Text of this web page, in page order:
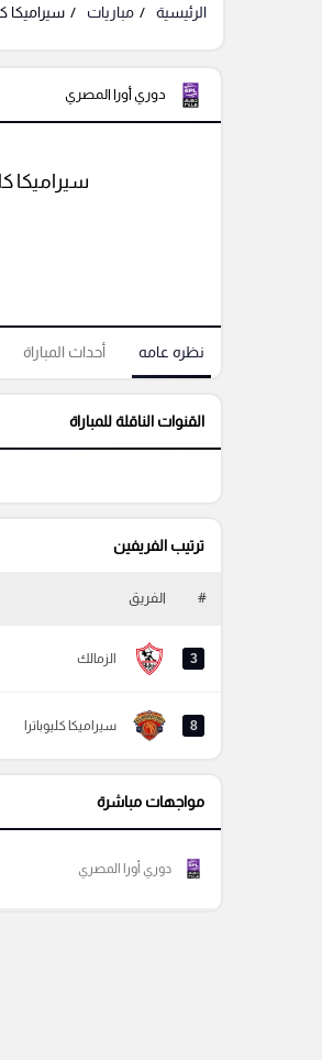
الرئيسية مباريات سيراميكا
دوري أورا المصري
سيراميكا
نظره عامه أحداث المباراة
القنوات الناقلة للمباراة
ترتيب الفريفين
# الفريق
3 الزمالك
8 سيراميكا كليوباترا
مواجهات مباشرة
دوري أورا المصري